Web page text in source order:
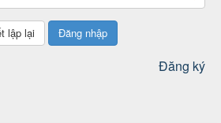
Đăng nhập
Đăng ký